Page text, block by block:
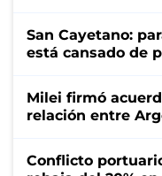
San Cayetano:
está cansado de
Milei firmó
relación entre
Conflicto